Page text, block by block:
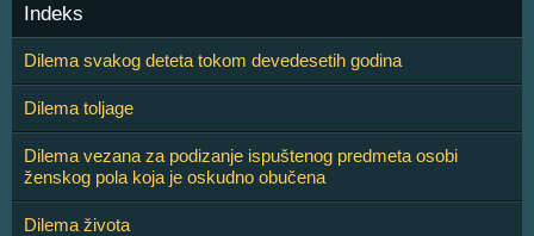
Indeks
Dilema svakog deteta tokom devedesetih godina
Dilema toljage
Dilema vezana za podizanje ispuštenog predmeta osobi
ženskog pola koja je oskudno obučena
Dilema života